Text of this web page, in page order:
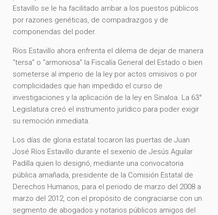
Estavillo se le ha facilitado arribar a los puestos públicos
por razones genéticas, de compadrazgos y de
componendas del poder.
Ríos Estavillo ahora enfrenta el dilema de dejar de manera
“tersa” o “armoniosa” la Fiscalía General del Estado o bien
someterse al imperio de la ley por actos omisivos o por
complicidades que han impedido el curso de
investigaciones y la aplicación de la ley en Sinaloa. La 63°
Legislatura creó el instrumento jurídico para poder exigir
su remoción inmediata.
Los días de gloria estatal tocaron las puertas de Juan
José Ríos Estavillo durante el sexenio de Jesús Aguilar
Padilla quien lo designó, mediante una convocatoria
pública amañada, presidente de la Comisión Estatal de
Derechos Humanos, para el periodo de marzo del 2008 a
marzo del 2012, con el propósito de congraciarse con un
segmento de abogados y notarios públicos amigos del